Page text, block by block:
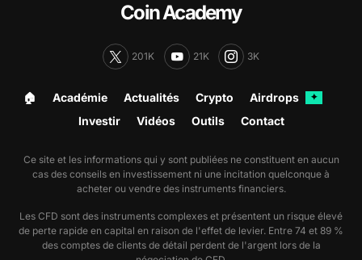
Coin Academy
201K 21K 3K
🏠︎ Académie Actualités Crypto Airdrops ✦
Investir Vidéos Outils Contact
Ce site et les informations qui y sont publiées ne constituent en aucun
cas des conseils en investissement ni une incitation quelconque à
acheter ou vendre des instruments financiers.
Les CFD sont des instruments complexes et présentent un risque élevé
de perte rapide en capital en raison de l'effet de levier. Entre 74 et 89 %
des comptes de clients de détail perdent de l'argent lors de la